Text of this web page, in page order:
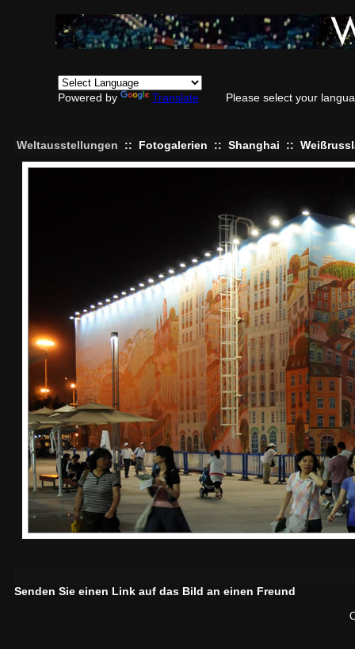
Powered by Translate Please select your
Weltausstellungen :: Fotogalerien :: Shanghai ::
Senden Sie einen Link auf das Bild an einen Freund